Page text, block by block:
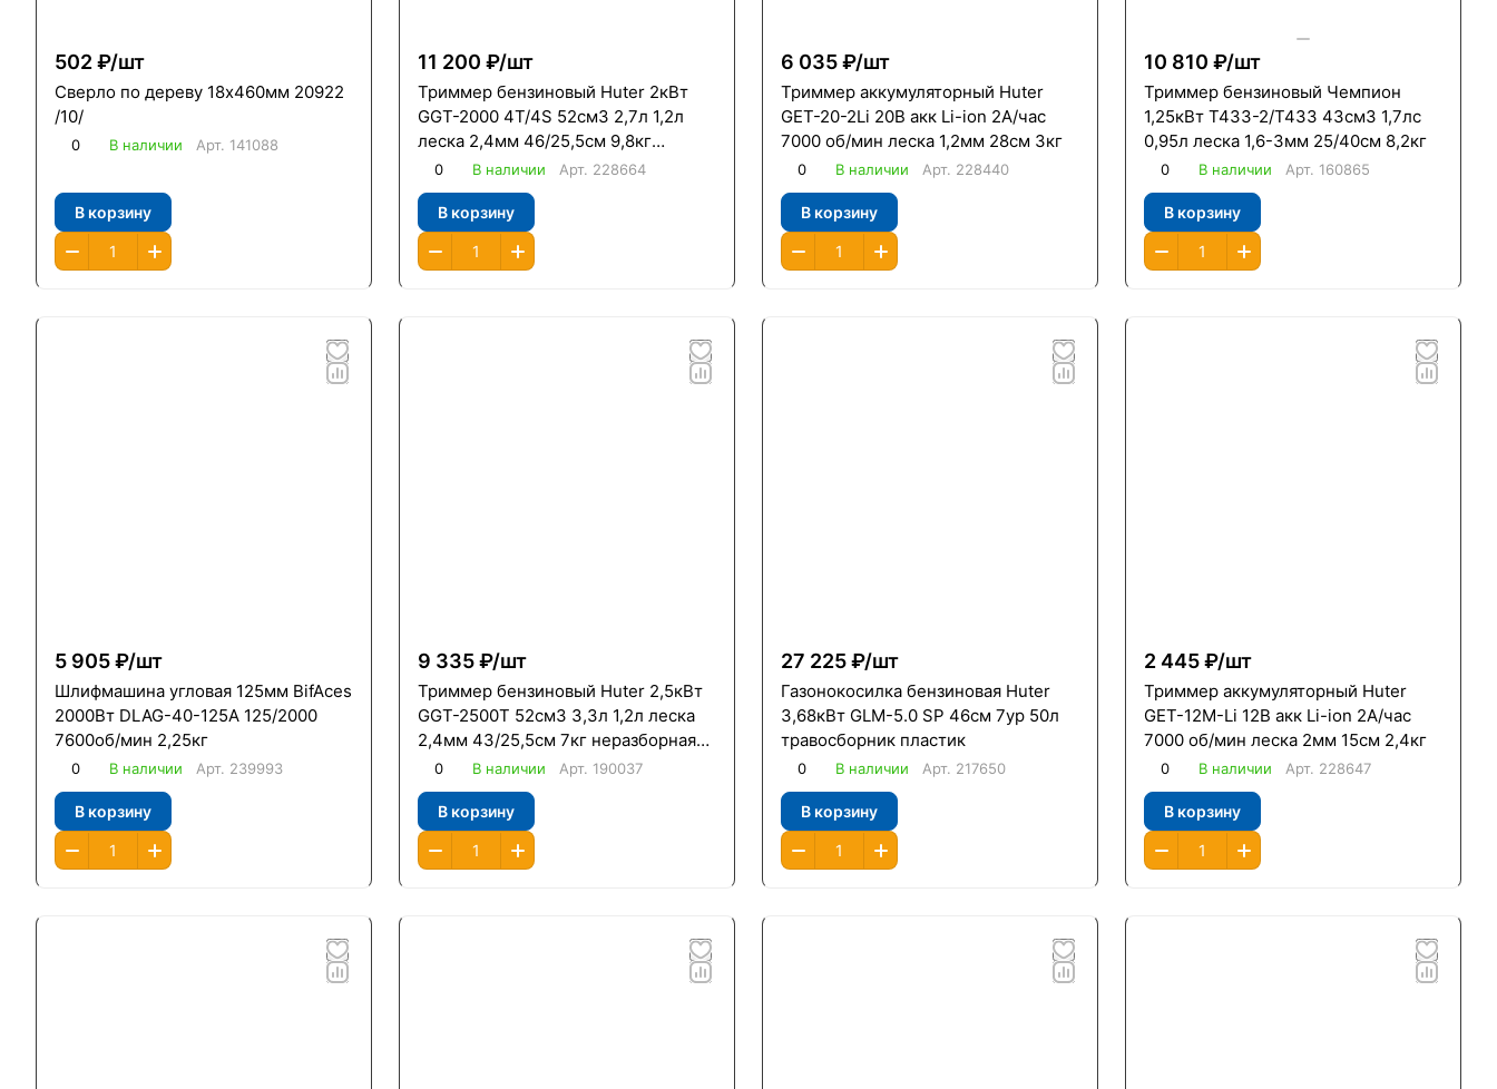
502 ₽/шт
Сверло по дереву 18х460мм 20922
/10/
0 В наличии Арт. 141088
В корзину
11 200 ₽/шт
Триммер бензиновый Huter 2кВт
GGT-2000 4T/4S 52см3 2,7л 1,2л
леска 2,4мм 46/25,5см 9,8кг
неразборная штанга
четырехтактный
0 В наличии Арт. 228664
В корзину
6 035 ₽/шт
Триммер аккумуляторный Huter
GET-20-2Li 20В акк Li-ion 2А/час
7000 об/мин леска 1,2мм 28см 3кг
0 В наличии Арт. 228440
В корзину
10 810 ₽/шт
Триммер бензиновый Чемпион
1,25кВт Т433-2/Т433 43см3 1,7лс
0,95л леска 1,6-3мм 25/40см 8,2кг
0 В наличии Арт. 160865
В корзину
5 905 ₽/шт
Шлифмашина угловая 125мм BifAces
2000Вт DLAG-40-125A 125/2000
7600об/мин 2,25кг
0 В наличии Арт. 239993
В корзину
9 335 ₽/шт
Триммер бензиновый Huter 2,5кВт
GGT-2500Т 52см3 3,3л 1,2л леска
2,4мм 43/25,5см 7кг неразборная
штанга
0 В наличии Арт. 190037
В корзину
27 225 ₽/шт
Газонокосилка бензиновая Huter
3,68кВт GLM-5.0 SP 46см 7ур 50л
травосборник пластик
0 В наличии Арт. 217650
В корзину
2 445 ₽/шт
Триммер аккумуляторный Huter
GET-12М-Li 12В акк Li-ion 2А/час
7000 об/мин леска 2мм 15см 2,4кг
0 В наличии Арт. 228647
В корзину